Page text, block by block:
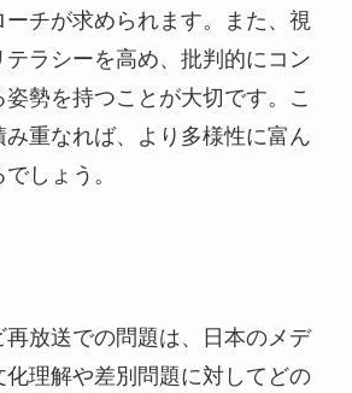
チが求められます。また、視
ラシーを高め、批判的にコン
勢を持つことが大切です。こ
重なれば、より多様性に富ん
しょう。
放送での問題は、日本のメデ
化理解や差別問題に対してどの